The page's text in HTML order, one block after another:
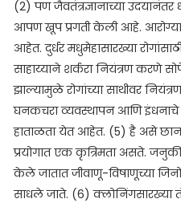
(2) पण जैवतंत्रज्ञानाच्या
आपण खूप प्रगती केली आहे.
आहेत. दुर्धर मधुमेहासारख्या
साहाय्याने शर्करा नियंत्रण करणे
झाल्यामुळे रोगांच्या साथीवर
घनकचरा व्यवस्थापन आणि इंधनाचे
हाताळता येत आहेत. (5) है असे छान
प्रयोगात एक कृत्रिमता असते.
केले जातात जीवाणू-विषाणूच्या
साधले जाते. (6) क्लोनिंगसारख्या